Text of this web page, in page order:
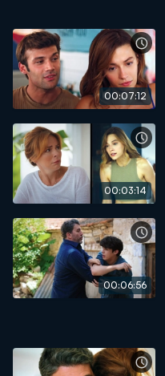
00:07:12
00:03:14
00:06:56